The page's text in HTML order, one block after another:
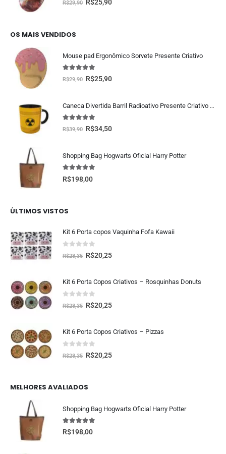
R$29,90 R$25,90
OS MAIS VENDIDOS
Mouse pad Ergonômico Sorvete Presente Criativo
5.00 fora de 5
R$29,90 R$25,90
Caneca Divertida Barril Radioativo Presente Criativo Geek
5.00 fora de 5
R$39,90 R$34,50
Shopping Bag Hogwarts Oficial Harry Potter
5.00 fora de 5
R$198,00
ÚLTIMOS VISTOS
Kit 6 Porta copos Vaquinha Fofa Kawaii
fora de 5
R$28,35 R$20,25
Kit 6 Porta Copos Criativos – Rosquinhas Donuts
fora de 5
R$28,35 R$20,25
Kit 6 Porta Copos Criativos – Pizzas
fora de 5
R$28,35 R$20,25
MELHORES AVALIADOS
Shopping Bag Hogwarts Oficial Harry Potter
5.00 fora de 5
R$198,00